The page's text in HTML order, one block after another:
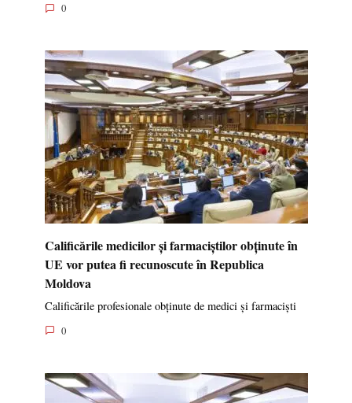
0
Calificările medicilor și farmaciștilor obținute în
UE vor putea fi recunoscute în Republica
Moldova
Calificările profesionale obținute de medici și farmaciști
0